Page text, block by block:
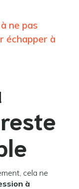
ne pas
échapper à
cela ne
à